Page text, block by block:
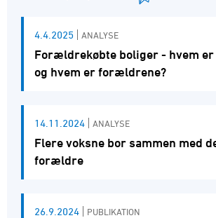
4.4.2025 ANALYSE
Forældrekøbte boliger - hvem er
og hvem er forældrene?
14.11.2024 ANALYSE
Flere voksne bor sammen med
forældre
26.9.2024 PUBLIKATION